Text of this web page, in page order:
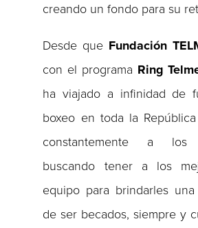
creando un fondo para su
Desde que Fundación
con el programa Ring
ha viajado a infinidad de
boxeo en toda la
constantemente a los
buscando tener a los
equipo para brindarles
de ser becados, siempre y